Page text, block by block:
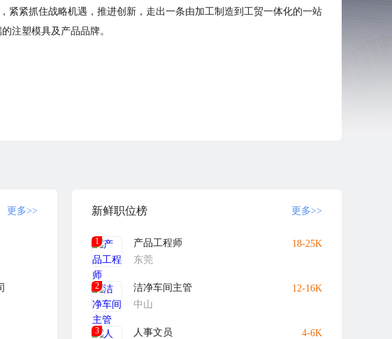
紧紧抓住战略机遇，推进创新，走出一条由加工制造到工贸一体化的一站
注塑模具及产品品牌。
更多>> 新鲜职位榜 更多>>
1
产品工程师
东莞
18-25K
2
洁净车间主管
中山
12-16K
3
人事文员
4-6K